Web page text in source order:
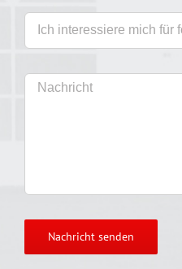
Оставьте это поле пустым.